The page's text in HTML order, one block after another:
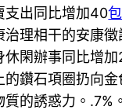
支出同比增加40
治理相干的安康
休閑辦事同比增
的鑽石項圈扔向
的誘惑力。.7%。